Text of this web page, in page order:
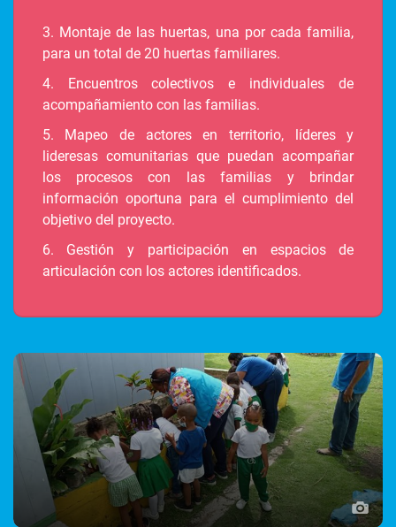
3. Montaje de las huertas, una por cada familia,
para un total de 20 huertas familiares.
4. Encuentros colectivos e individuales de
acompañamiento con las familias.
5. Mapeo de actores en territorio, líderes y
lideresas comunitarias que puedan acompañar
los procesos con las familias y brindar
información oportuna para el cumplimiento del
objetivo del proyecto.
6. Gestión y participación en espacios de
articulación con los actores identificados.